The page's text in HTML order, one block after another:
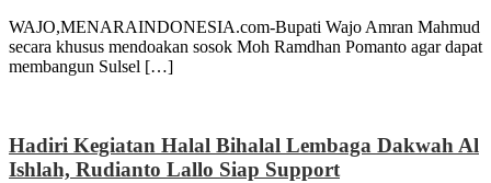
WAJO,MENARAINDONESIA.com-Bupati Wajo Amran Mahmud
secara khusus mendoakan sosok Moh Ramdhan Pomanto agar dapat
membangun Sulsel […]
Hadiri Kegiatan Halal Bihalal Lembaga Dakwah Al
Ishlah, Rudianto Lallo Siap Support